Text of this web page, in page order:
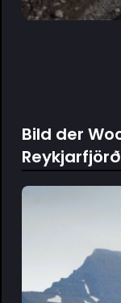
Bild der